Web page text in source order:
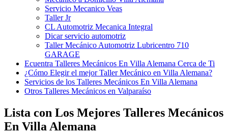
Servicio Mecanico Veas
Taller Jr
CL Automotriz Mecanica Integral
Dicar servicio automotriz
Taller Mecánico Automotriz Lubricentro 710
GARAGE
Ecuentra Talleres Mecánicos En Villa Alemana Cerca de Ti
¿Cómo Elegir el mejor Taller Mecánico en Villa Alemana?
Servicios de los Talleres Mecánicos En Villa Alemana
Otros Talleres Mecánicos en Valparaíso
Lista con Los Mejores Talleres Mecánicos
En Villa Alemana